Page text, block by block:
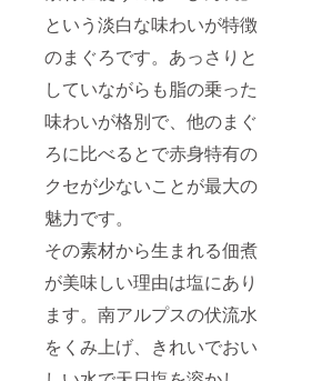
という淡白な味わいが特徴
のまぐろです。あっさりと
していながらも脂の乗った
味わいが格別で、他のまぐ
ろに比べるとで赤身特有の
クセが少ないことが最大の
魅力です。
その素材から生まれる佃煮
が美味しい理由は塩にあり
ます。南アルプスの伏流水
をくみ上げ、きれいでおい